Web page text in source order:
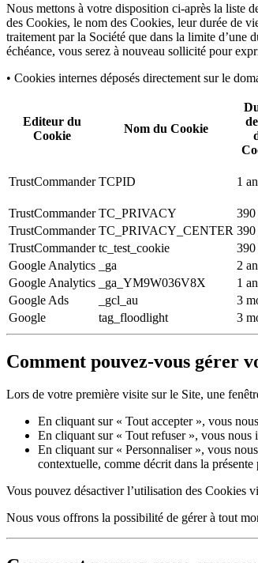
Nous mettons à votre disposition ci-après la liste
des Cookies, le nom des Cookies, leur durée de
traitement par la Société que dans la limite d’une
échéance, vous serez à nouveau sollicité pour
• Cookies internes déposés directement sur le
Editeur du
Cookie
Nom du Cookie
TrustCommander TCPID 1 an
TrustCommander TC_PRIVACY 390
TrustCommander TC_PRIVACY_CENTER 390
TrustCommander tc_test_cookie 390
Google Analytics
_ga 2
Google Analytics
_ga_YM9W036V8X 1 an
Google Ads
_gcl_au 3
Google
tag_floodlight 3
Comment pouvez-vous gérer
Lors de votre première visite sur le Site, une
En cliquant sur « Tout accepter », vous
En cliquant sur « Tout refuser », vous nous
En cliquant sur « Personnaliser », vous
contextuelle, comme décrit dans la présente
Vous pouvez désactiver l’utilisation des Cookies
Nous vous offrons la possibilité de gérer à tout